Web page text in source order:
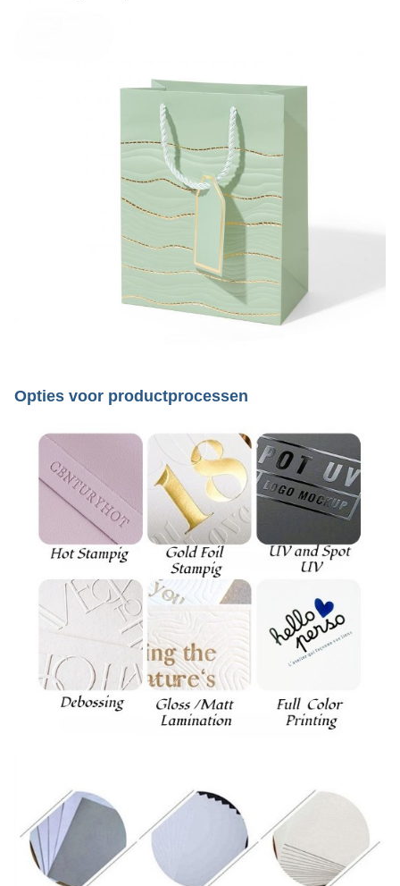
Opties voor productprocessen